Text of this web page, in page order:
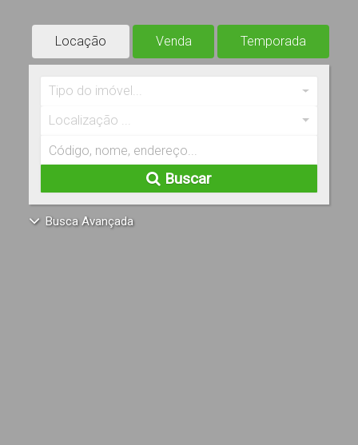
Locação Venda Temporada
Tipo do imóvel...
Localização ...
Buscar
Busca Avançada